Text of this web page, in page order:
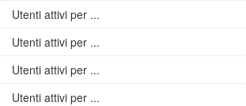
Utenti attivi per ...
Utenti attivi per ...
Utenti attivi per ...
Utenti attivi per ...